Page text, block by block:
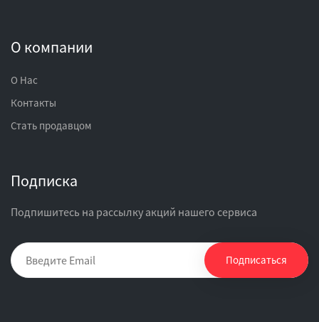
О компании
О Нас
Контакты
Стать продавцом
Подписка
Подпишитесь на рассылку акций нашего сервиса
Подписаться